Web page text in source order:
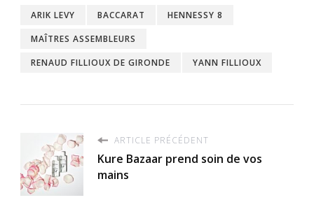
ARIK LEVY BACCARAT
HENNESSY 8
MAÎTRES ASSEMBLEURS
RENAUD FILLIOUX DE GIRONDE
YANN FILLIOUX
ARTICLE PRÉCÉDENT
Kure Bazaar prend soin de vos
mains